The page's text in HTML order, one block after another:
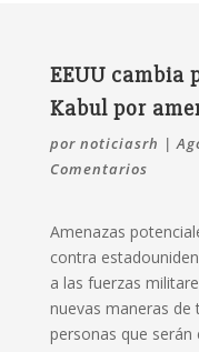
EEUU cambia
Kabul por
por noticiasrh |
Comentarios
Amenazas
contra
a las fuerzas
nuevas maneras de
personas que